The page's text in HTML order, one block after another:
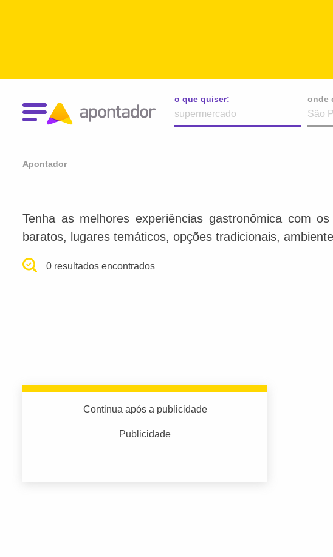
o que quiser:
onde
Apontador
Tenha as melhores experiências gastronômica com
baratos, lugares temáticos, opções tradicionais,
0 resultados encontrados
Continua após a publicidade
Publicidade